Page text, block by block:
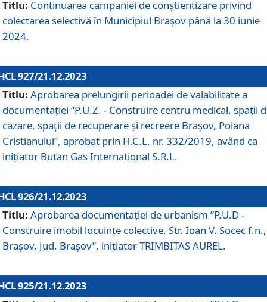
Titlu: Continuarea campaniei de conștientizare privind
colectarea selectivă în Municipiul Braşov până la 30 iunie
2024.
927/21.12.2023
Titlu: Aprobarea prelungirii perioadei de valabilitate a
documentaţiei “P.U.Z. - Construire centru medical, spații
cazare, spații de recuperare și recreere Brașov, Poiana
Cristianului”, aprobat prin H.C.L. nr. 332/2019, având ca
inițiator Butan Gas International S.R.L.
926/21.12.2023
Titlu: Aprobarea documentaţiei de urbanism ”P.U.D -
Construire imobil locuințe colective, Str. Ioan V. Socec f.n.,
Brașov, Jud. Brașov”, inițiator TRIMBITAS AUREL.
925/21.12.2023